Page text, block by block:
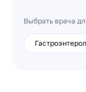
Выбрать врача